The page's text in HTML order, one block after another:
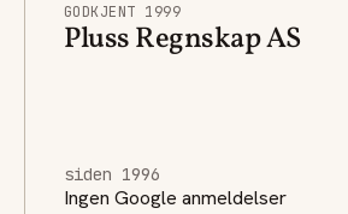
GODKJENT 1999
Pluss Regnskap AS
siden 1996
Ingen Google anmeldelser